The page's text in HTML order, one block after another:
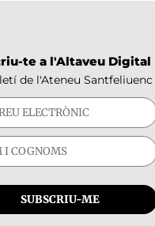
te a l'Altaveu Digital
de l'Ateneu Santfeliuenc